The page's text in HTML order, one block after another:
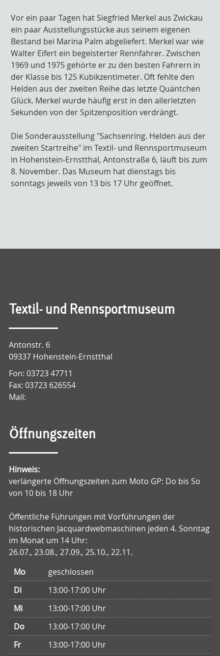
Vor ein paar Tagen hat Siegfried Merkel aus Zwickau
ein paar Ausstellungsstücke aus seinem eigenen
Bestand bei Marina Palm abgeliefert. Merkel war wie
Walter Eifert ein begeisterter Rennfahrer. Zwischen
1969 und 1975 gehörte er zu den besten Fahrern in
der Klasse bis 125 Kubikzentimeter. Oft fehlte den
Helden aus der zweiten Reihe das letzte Quäntchen
Glück. Merkel wurde häufig erst in den allerletzten
Sekunden von der Spitzenposition verdrängt.
Die Sonderausstellung "Sachsenring. Helden aus der
zweiten Startreihe" im Textil- und Rennsportmuseum
in Hohenstein-Ernstthal, Antonstraße 6, läuft bis zum
8. November. Das Museum hat dienstags bis
sonntags jeweils von 13 bis 17 Uhr geöffnet.
Textil- und Rennsportmuseum
Antonstr. 6
09337 Hohenstein-Ernstthal
Fon: 03723 47711
Fax: 03723 626554
Mail:
Öffnungszeiten
Hinweis:
verlängerte Öffnungszeiten zum Moto GP: Do bis So
von 10 bis 18 Uhr
Öffentliche Führungen mit Vorführungen der
historischen Jacquardwebmaschinen jeden 4. Sonntag
im Monat um 14 Uhr:
26.07., 23.08., 27.09., 25.10., 22.11.
Mo
geschlossen
Di
13:00-17:00Uhr
Mi
13:00-17:00Uhr
Do
13:00-17:00Uhr
Fr
13:00-17:00Uhr